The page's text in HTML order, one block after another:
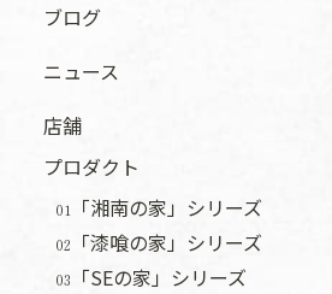
ブログ
ニュース
店舗
プロダクト
01「湘南の家」シリーズ
02 「漆喰の家」シリーズ
03
「SEの家」シリーズ